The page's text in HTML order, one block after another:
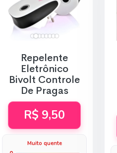
Repelente
Eletrônico
Bivolt Controle
De Pragas
R$ 9,50
Muito quente